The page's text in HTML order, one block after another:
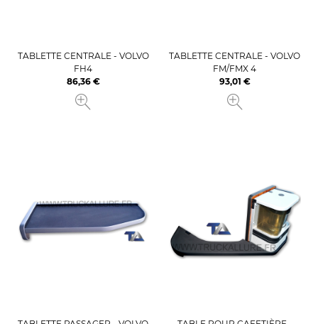
TABLETTE CENTRALE - VOLVO
FH4
Prix
86,36 €
TABLETTE CENTRALE - VOLVO
FM/FMX 4
Prix
93,01 €